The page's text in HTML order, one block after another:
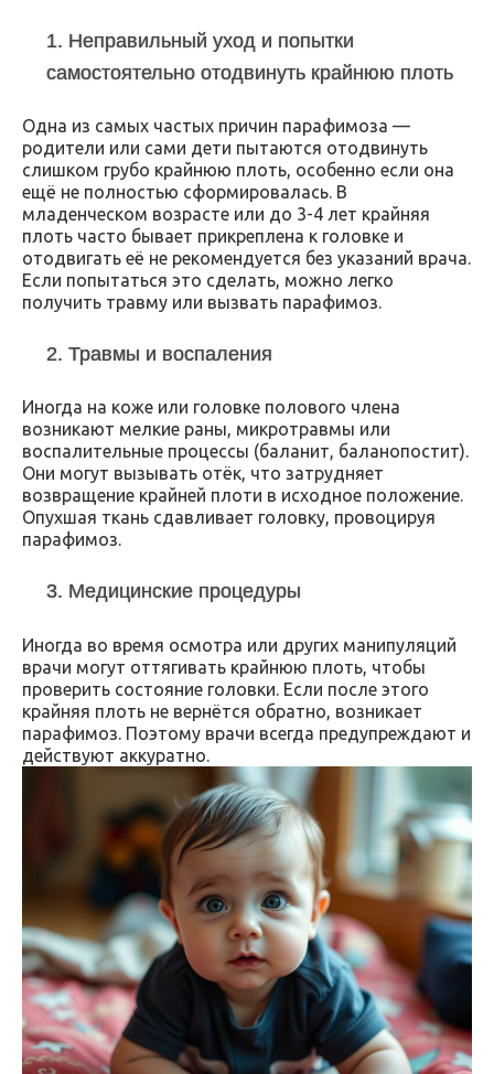
1. Неправильный уход и попытки
самостоятельно отодвинуть крайнюю плоть
Одна из самых частых причин парафимоза —
родители или сами дети пытаются отодвинуть
слишком грубо крайнюю плоть, особенно если она
ещё не полностью сформировалась. В
младенческом возрасте или до 3-4 лет крайняя
плоть часто бывает прикреплена к головке и
отодвигать её не рекомендуется без указаний врача.
Если попытаться это сделать, можно легко
получить травму или вызвать парафимоз.
2. Травмы и воспаления
Иногда на коже или головке полового члена
возникают мелкие раны, микротравмы или
воспалительные процессы (баланит, баланопостит).
Они могут вызывать отёк, что затрудняет
возвращение крайней плоти в исходное положение.
Опухшая ткань сдавливает головку, провоцируя
парафимоз.
3. Медицинские процедуры
Иногда во время осмотра или других манипуляций
врачи могут оттягивать крайнюю плоть, чтобы
проверить состояние головки. Если после этого
крайняя плоть не вернётся обратно, возникает
парафимоз. Поэтому врачи всегда предупреждают и
действуют аккуратно.